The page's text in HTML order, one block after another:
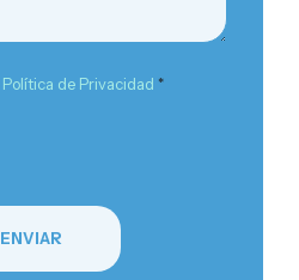
Política de Privacidad *
ENVIAR